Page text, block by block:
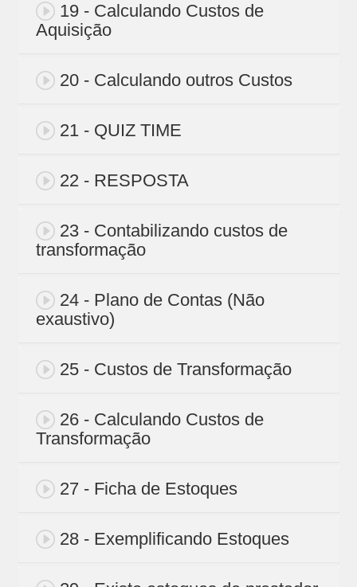
19 - Calculando Custos de
Aquisição
20 - Calculando outros Custos
21 - QUIZ TIME
22 - RESPOSTA
23 - Contabilizando custos de
transformação
24 - Plano de Contas (Não
exaustivo)
25 - Custos de Transformação
26 - Calculando Custos de
Transformação
27 - Ficha de Estoques
28 - Exemplificando Estoques